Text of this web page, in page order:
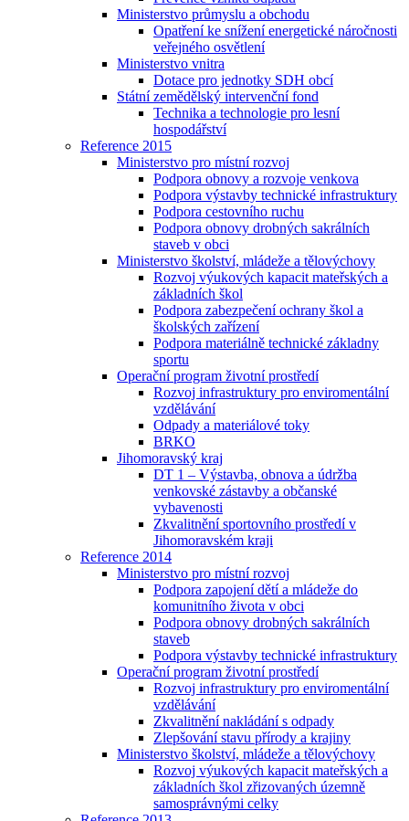
Ministerstvo průmyslu a obchodu
Opatření ke snížení energetické náročnosti
veřejného osvětlení
Ministerstvo vnitra
Dotace pro jednotky SDH obcí
Státní zemědělský intervenční fond
Technika a technologie pro lesní
hospodářství
Reference 2015
Ministerstvo pro místní rozvoj
Podpora obnovy a rozvoje venkova
Podpora výstavby technické infrastruktury
Podpora cestovního ruchu
Podpora obnovy drobných sakrálních
staveb v obci
Ministerstvo školství, mládeže a tělovýchovy
Rozvoj výukových kapacit mateřských a
základních škol
Podpora zabezpečení ochrany škol a
školských zařízení
Podpora materiálně technické základny
sportu
Operační program životní prostředí
Rozvoj infrastruktury pro enviromentální
vzdělávání
Odpady a materiálové toky
BRKO
Jihomoravský kraj
DT 1 – Výstavba, obnova a údržba
venkovské zástavby a občanské
vybavenosti
Zkvalitnění sportovního prostředí v
Jihomoravském kraji
Reference 2014
Ministerstvo pro místní rozvoj
Podpora zapojení dětí a mládeže do
komunitního života v obci
Podpora obnovy drobných sakrálních
staveb
Podpora výstavby technické infrastruktury
Operační program životní prostředí
Rozvoj infrastruktury pro enviromentální
vzdělávání
Zkvalitnění nakládání s odpady
Zlepšování stavu přírody a krajiny
Ministerstvo školství, mládeže a tělovýchovy
Rozvoj výukových kapacit mateřských a
základních škol zřizovaných územně
samosprávnými celky